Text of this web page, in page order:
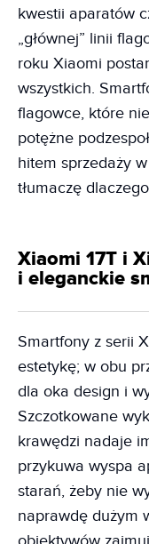
kwestii aparatów
„głównej” linii
roku Xiaomi
wszystkich.
flagowce, które
potężne
hitem sprzedaży
tłumaczę
Xiaomi 17T i
i eleganckie
Smartfony z serii
estetykę; w obu
dla oka design i
Szczotkowane
krawędzi nadaje
przykuwa wyspa
starań, żeby nie
naprawdę dużym